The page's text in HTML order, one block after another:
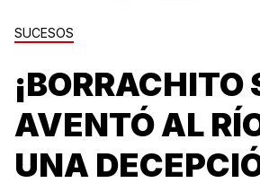
SUCESOS
¡BORRACHITO
AVENTÓ AL
UNA